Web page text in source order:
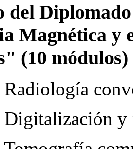
del
Magnética y
(10 módulos)
y